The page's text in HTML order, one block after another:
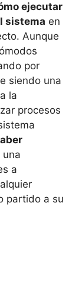
ejecutar
sistema en
Aunque
por
siendo una
la
procesos
una
a
partido a su